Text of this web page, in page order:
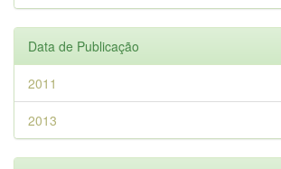
Data de Publicação
2011
2013